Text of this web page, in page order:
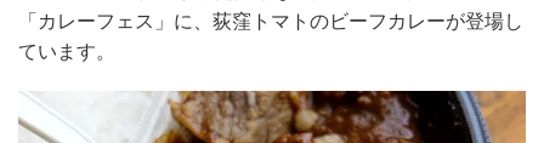
「カレーフェス」に、荻窪トマトのビーフカレーが登場し
ています。